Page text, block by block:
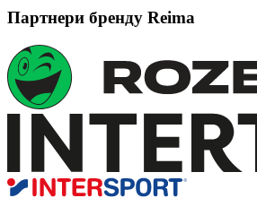
Партнери бренду Reima